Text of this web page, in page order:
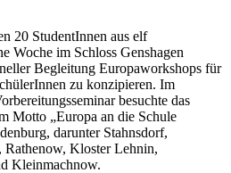
20 StudentInnen aus elf
Woche im Schloss Genshagen
Begleitung Europaworkshops für
zu konzipieren. Im
besuchte das
Motto „Europa an die Schule
darunter Stahnsdorf,
Kloster Lehnin,
Kleinmachnow.